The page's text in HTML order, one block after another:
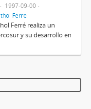
1997-09-00
Ferré
Ferré realiza un
y su desarrollo en